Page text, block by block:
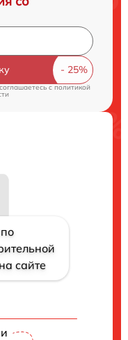
cполитикой
сайте